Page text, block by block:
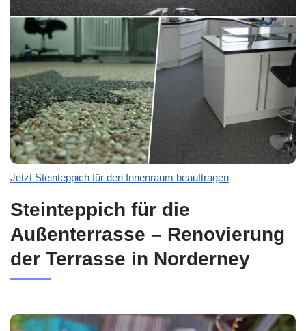
Jetzt Steinteppich für den Innenraum beauftragen
Steinteppich für die
Außenterrasse – Renovierung
der Terrasse in Norderney